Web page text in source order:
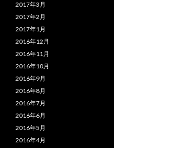
2017年3月
2017年2月
2017年1月
2016年12月
2016年11月
2016年10月
2016年9月
2016年8月
2016年7月
2016年6月
2016年5月
2016年4月